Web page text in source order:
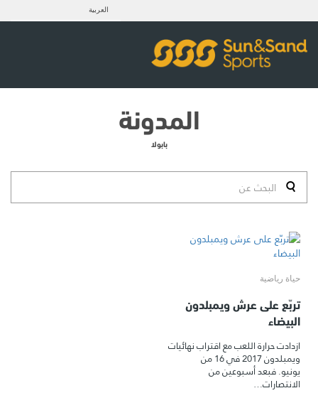
العربية
المدونة
بابولا
حياة رياضية
تربّع على عرش ويمبلدون
البيضاء
ازدادت حرارة اللعب مع اقتراب نهائيات
ويمبلدون 2017 في 16 من
يونيو. فبعد أسبوعين من
الانتصارات…